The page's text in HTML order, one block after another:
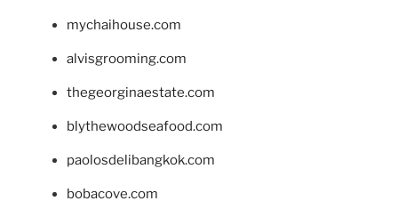
mychaihouse.com
alvisgrooming.com
thegeorginaestate.com
blythewoodseafood.com
paolosdelibangkok.com
bobacove.com